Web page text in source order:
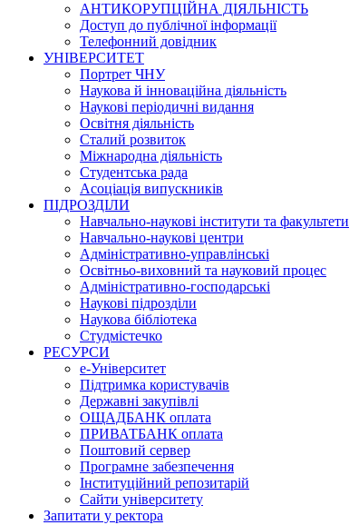
АНТИКОРУПЦІЙНА ДІЯЛЬНІСТЬ
Доступ до публічної інформації
Телефонний довідник
УНІВЕРСИТЕТ
Портрет ЧНУ
Наукова й інноваційна діяльність
Наукові періодичні видання
Освітня діяльність
Сталий розвиток
Міжнародна діяльність
Студентська рада
Асоціація випускників
ПІДРОЗДІЛИ
Навчально-наукові інститути та факультети
Навчально-наукові центри
Адміністративно-управлінські
Освітньо-виховний та науковий процес
Адміністративно-господарські
Наукові підрозділи
Наукова бібліотека
Студмістечко
РЕСУРСИ
е-Університет
Підтримка користувачів
Державні закупівлі
ОЩАДБАНК оплата
ПРИВАТБАНК оплата
Поштовий сервер
Програмне забезпечення
Інституційний репозитарій
Сайти університету
Запитати у ректора